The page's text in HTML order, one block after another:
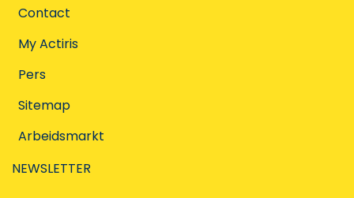
Contact
My Actiris
Pers
Sitemap
Arbeidsmarkt
NEWSLETTER